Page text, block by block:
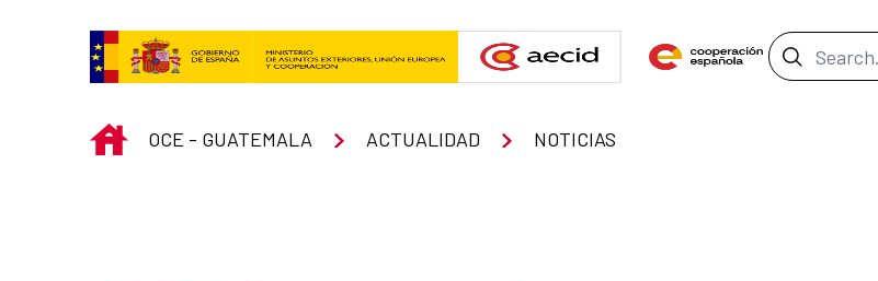
Search
INICIO
OCE - GUATEMALA ACTUALIDAD NOTICIAS